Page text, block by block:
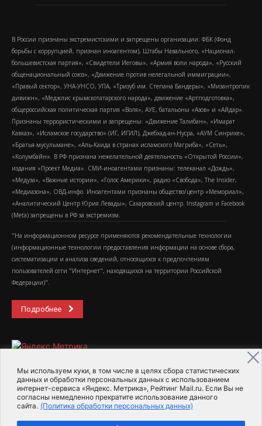
Мы используем куки, в том числе в целях сбора статистических
данных и обработки персональных данных с использованием
интернет-сервиса «Яндекс. Метрика», Рейтинг Mail.ru. Если Вы не
согласны немедленно прекратите использование данного
сайта. (Политика обработки персональных данных)
В России признаны экстремистскими и запрещены организации: ФБК (Фонд
борьбы с коррупцией, признан иноагентом), Штабы Навального, «Национал-
большевистская партия», «Свидетели Иеговы», «Армия воли народа», «Русский
общенациональный союз», «Движение против нелегальной иммиграции»,
«Правый сектор», УНА-УНСО, УПА, «Тризуб им. Степана Бандеры», «Мизантропик
дивижн», «Меджлис крымскотатарского народа», движение «Артподготовка»,
общероссийская политическая партия «Воля», АУЕ, батальоны «Азов» и «Айдар».
Признаны террористическими и запрещены: «Движение Талибан», «Имарат
Кавказ», «Исламское государство» (ИГ, ИГИЛ), Джебхад-ан-Нусра, «АУМ Синрике»,
«Братья-мусульмане», «Аль-Каида в странах исламского Магриба», «Сеть»,
«Колумбайн». В РФ признана нежелательной деятельность «Открытой России»,
издания «Проект Медиа». СМИ-иноагентами признаны: телеканал «Дождь»,
«Медуза», «Важные истории», «Голос Америки», радио «Свобода», The Insider,
«Медиазона», ОВД-инфо. Иноагентами признаны общество/центр «Мемориал»,
«Аналитический Центр Юрия Левады», Сахаровский центр. Instagram и Facebook
(Metа) запрещены в РФ за экстремизм.
"На информационном ресурсе применяются рекомендательные технологии
(информационные технологии предоставления информации на основе сбора,
систематизации и анализа сведений, относящихся к предпочтениям
пользователей сети "Интернет", находящихся на территории Российской
Федерации)".
Подробнее
2015-2026- Информационное агентство МедиаПоток
Для справки Об издании
Пользовательское соглашение